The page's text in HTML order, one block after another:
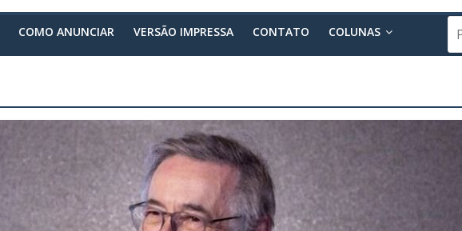
COMO ANUNCIAR VERSÃO IMPRESSA CONTATO COLUNAS